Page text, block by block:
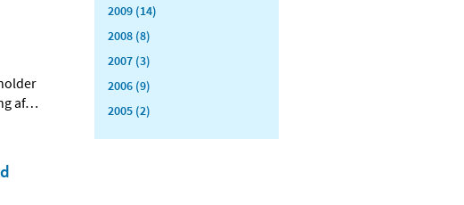
af…
2009 (14)
2008 (8)
2007 (3)
2006 (9)
2005 (2)